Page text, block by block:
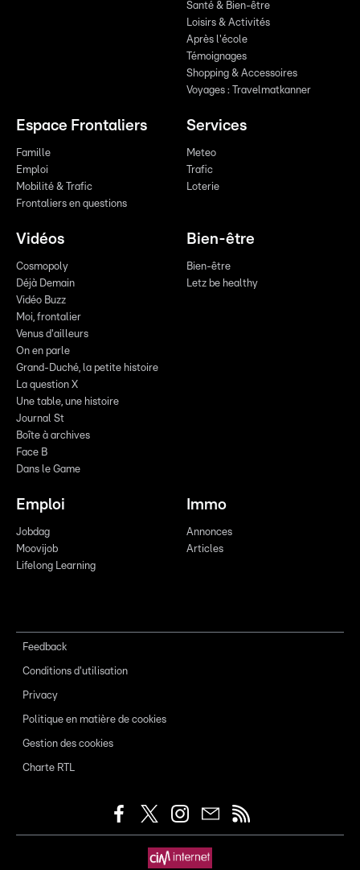
Santé & Bien-être
Loisirs & Activités
Après l'école
Témoignages
Shopping & Accessoires
Voyages : Travelmatkanner
Espace Frontaliers
Famille
Emploi
Mobilité & Trafic
Frontaliers en questions
Services
Meteo
Trafic
Loterie
Vidéos
Cosmopoly
Déjà Demain
Vidéo Buzz
Moi, frontalier
Venus d'ailleurs
On en parle
Grand-Duché, la petite histoire
La question X
Une table, une histoire
Journal St
Boîte à archives
Face B
Dans le Game
Bien-être
Bien-être
Letz be healthy
Emploi
Jobdag
Moovijob
Lifelong Learning
Immo
Annonces
Articles
Feedback
Conditions d'utilisation
Privacy
Politique en matière de cookies
Gestion des cookies
Charte RTL